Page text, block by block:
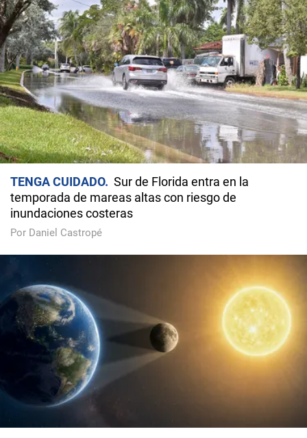
TENGA CUIDADO
Sur de Florida entra en la
temporada de mareas altas con riesgo de
inundaciones costeras
Por Daniel Castropé